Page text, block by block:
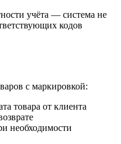
учёта — система не
кодов
с маркировкой:
товара от клиента
необходимости